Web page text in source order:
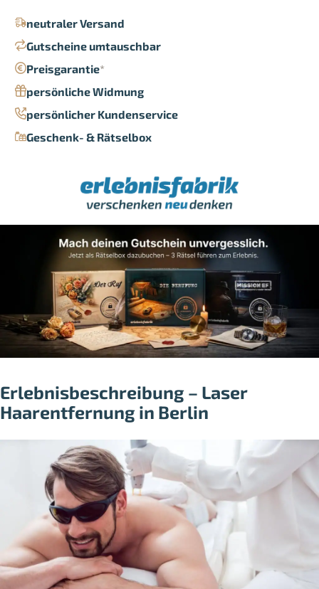
neutraler Versand
Gutscheine umtauschbar
Preisgarantie*
persönliche Widmung
persönlicher Kundenservice
Geschenk- & Rätselbox
Erlebnisbeschreibung – Laser
Haarentfernung in Berlin